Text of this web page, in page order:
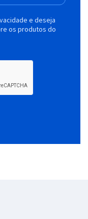
e deseja
os produtos do